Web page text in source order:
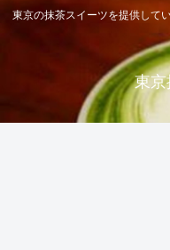
東京の抹茶スイーツを提供して
東京